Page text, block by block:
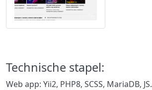
Technische stapel:
Web app: Yii2, PHP8, SCSS, MariaDB, JS.